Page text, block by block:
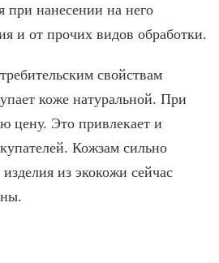
при нанесении на него
и от прочих видов обработки.
свойствам
коже натуральной. При
цену. Это привлекает и
Кожзам сильно
из экокожи сейчас